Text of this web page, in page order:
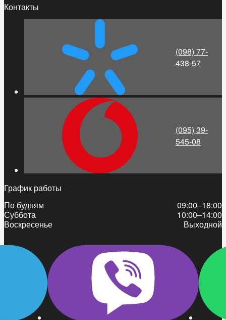
Контакты
(098) 77-
438-57
(095) 39-
545-08
График работы
По будням
09:00–18:00
Суббота
10:00–14:00
Воскресенье
Выходной